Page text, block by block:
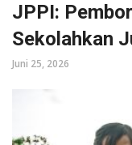
JPPI:
Sekolahkan
Juni 25, 2026